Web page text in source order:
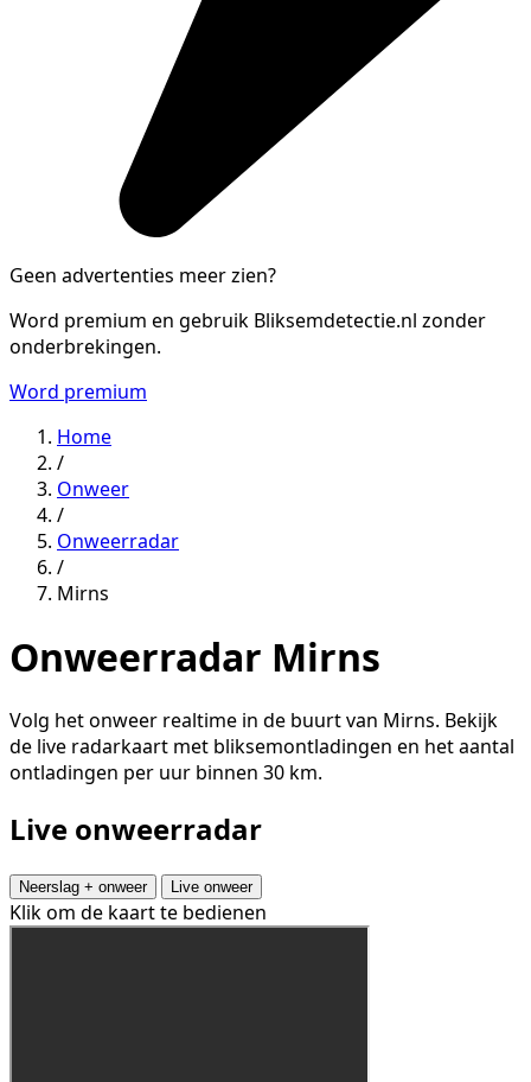
Geen advertenties meer zien?
Word premium en gebruik Bliksemdetectie.nl zonder
onderbrekingen.
Word premium
Home
/
Onweer
/
Onweerradar
/
Mirns
Onweerradar Mirns
Volg het onweer realtime in de buurt van Mirns. Bekijk
de live radarkaart met bliksemontladingen en het aantal
ontladingen per uur binnen 30 km.
Live onweerradar
Neerslag + onweer Live onweer
Klik om de kaart te bedienen